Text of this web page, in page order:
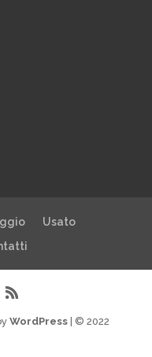
Usato
WordPress| © 2022